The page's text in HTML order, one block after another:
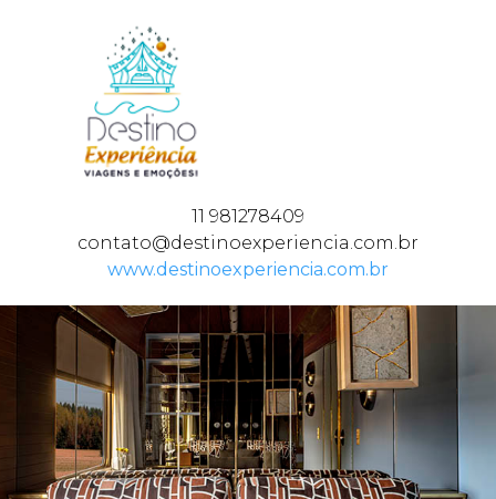
11 981278409
contato@destinoexperiencia.com.br
www.destinoexperiencia.com.br